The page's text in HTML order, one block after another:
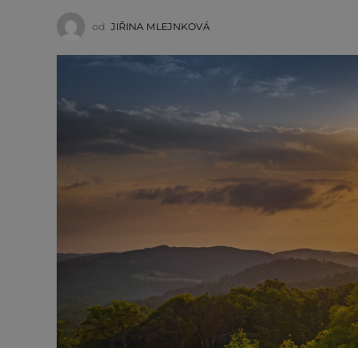
od JIŘINA MLEJNKOVÁ